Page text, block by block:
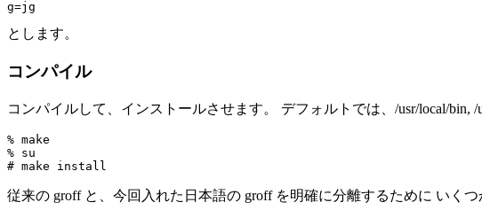
とします。
コンパイル
コンパイルして、インストールさせます。 デフォルトでは、/usr/local/bin,
% make
% su
従来の groff と、今回入れた日本語の groff を明確に分離するために いくつ